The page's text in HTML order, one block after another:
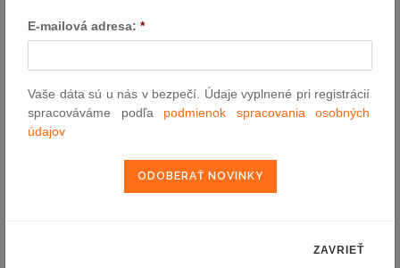
implementovať do 18. apríla budúceho roka," uviedol. V časti o
pravidlách komunikácie vo verejnom obstarávaní napríklad podľa
rámec toho, čo dovoľujú nové smernice EÚ.
Schválený zákon zároveň podľa Kisku neobsahuje povinný odkaz
na novú legislatívu EÚ, hoci preberá jej ustanovenia. Preto je
systémov sa tým dostáva do rozporu so starými smernicami EÚ,
na ktoré zákon naďalej odkazuje a ktoré majú prednosť pred
uskutočneného verejného obstarávania," zdôraznil Kiska.
E-mailová adresa: *
Vaše dáta sú u nás v bezpečí. Údaje vyplnené pri registrácií
spracováváme podľa podmienok spracovania osobných
údajov
ZAVRIEŤ